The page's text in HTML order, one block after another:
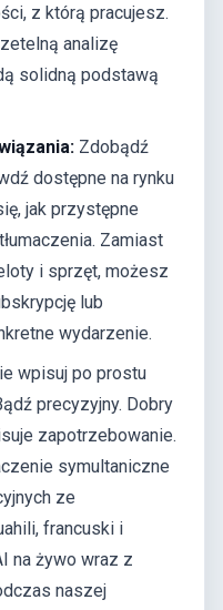
z którą pracujesz.
analizę
solidną podstawą
Zdobądź
dostępne na rynku
jak przystępne
Zamiast
i sprzęt, możesz
lub
wydarzenie.
wpisuj po prostu
precyzyjny. Dobry
zapotrzebowanie.
symultaniczne
ze
francuski i
na żywo wraz z
naszej